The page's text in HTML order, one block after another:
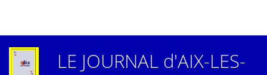
LE JOURNAL d'AIX-LES-